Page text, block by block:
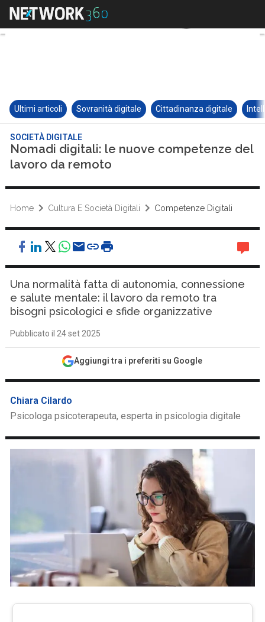
Ultimi articoli Sovranità digitale Cittadinanza digitale
SOCIETÀ DIGITALE
Nomadi digitali: le nuove competenze del
lavoro da remoto
Home Cultura E Società Digitali Competenze Digitali
Una normalità fatta di autonomia, connessione
e salute mentale: il lavoro da remoto tra
bisogni psicologici e sfide organizzative
Pubblicato il 24 set 2025
Aggiungi tra i preferiti su Google
Chiara Cilardo
Psicologa psicoterapeuta, esperta in psicologia digitale